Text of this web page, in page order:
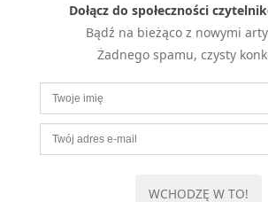
Dołącz do społeczności
Bądź na bieżąco z nowymi
Żadnego spamu, czysty